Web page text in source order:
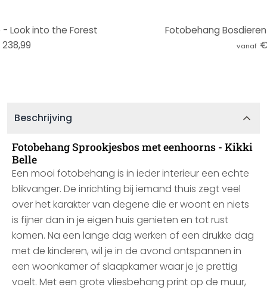
- Look into the Forest
Fotobehang
vanaf
Beschrijving
Fotobehang Sprookjesbos met eenhoorns - Kikki
Belle
Een mooi fotobehang is in ieder interieur een echte
blikvanger. De inrichting bij iemand thuis zegt veel
over het karakter van degene die er woont en niets
is fijner dan in je eigen huis genieten en tot rust
komen. Na een lange dag werken of een drukke dag
met de kinderen, wil je in de avond ontspannen in
een woonkamer of slaapkamer waar je je prettig
voelt. Met een grote vliesbehang print op de muur,